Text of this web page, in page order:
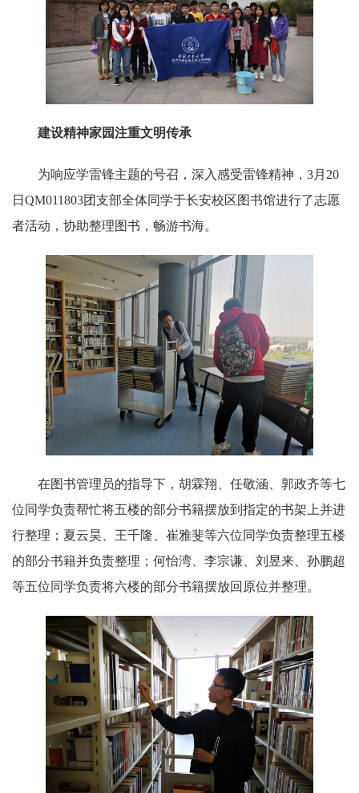
建设精神家园注重文明传承
为响应学雷锋主题的号召，深入感受雷锋精神，3月20
日QM011803团支部全体同学于长安校区图书馆进行了志愿
者活动，协助整理图书，畅游书海。
在图书管理员的指导下，胡霖翔、任敬涵、郭政齐等七
位同学负责帮忙将五楼的部分书籍摆放到指定的书架上并进
行整理；夏云昊、王千隆、崔雅斐等六位同学负责整理五楼
的部分书籍并负责整理；何怡湾、李宗谦、刘昱来、孙鹏超
等五位同学负责将六楼的部分书籍摆放回原位并整理。